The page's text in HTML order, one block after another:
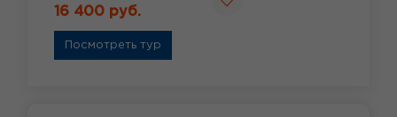
16 400 руб.
Посмотреть тур